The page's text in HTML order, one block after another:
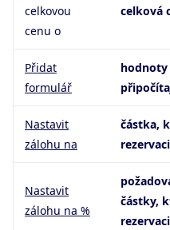
celkovou
cenu o
celková
Přidat
formulář
hodnoty
Nastavit
zálohu na
částka,
Nastavit
zálohu na %
částky,